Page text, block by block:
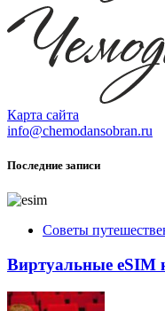
Карта сайта
info@chemodansobran.ru
Последние записи
Советы
Виртуальные eSIM